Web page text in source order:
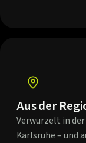
Aus der
Verwurzelt in
Karlsruhe – und